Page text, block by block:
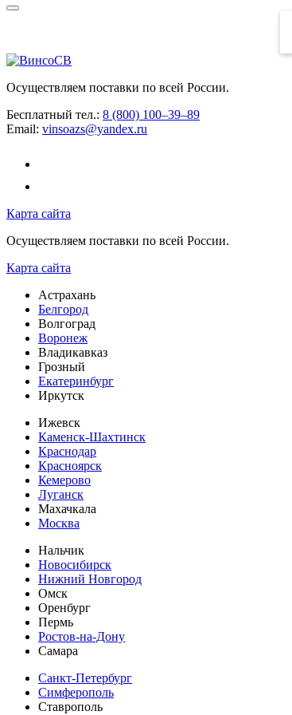
Осуществляем поставки по всей России.
Бесплатный тел.: 8 (800) 100–39–89
Email: vinsoazs@yandex.ru
Карта сайта
Осуществляем поставки по всей России.
Карта сайта
Астрахань
Белгород
Волгоград
Воронеж
Владикавказ
Грозный
Екатеринбург
Иркутск
Ижевск
Каменск-Шахтинск
Краснодар
Красноярск
Кемерово
Луганск
Махачкала
Москва
Нальчик
Новосибирск
Нижний Новгород
Омск
Оренбург
Пермь
Ростов-на-Дону
Самара
Санкт-Петербург
Симферополь
Ставрополь